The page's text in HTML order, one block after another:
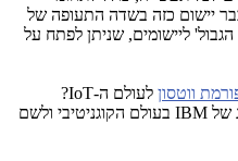
יישום כזה בשדה התעופה של
ליישומים, שניתן לפתח על
ווטסון לעולם ה-IoT
?
של IBM בעולם הקוגניטיבי ולשם